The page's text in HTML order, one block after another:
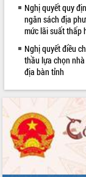
Đề án 06 tạo bước
cải cách hành chính
Kết nối tour, đẩy mạnh
để phát triển du lịch
Khởi động Dự án Đầu
tầng kỹ thuật Cụm công
Tiến
Gặp mặt các cơ quan
niệm 101 năm Ngày Báo
mạng Việt Nam
Đắk Lắk sơ kết 4 năm
hiện Đề án 06 của Chính
Nghị quyết quy
ngân sách địa
mức lãi suất thấp
Nghị quyết điều
thầu lựa chọn
địa bàn tỉnh